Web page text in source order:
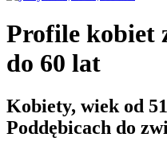
Profile kobiet
do 60 lat
Kobiety, wiek od
Poddębicach do